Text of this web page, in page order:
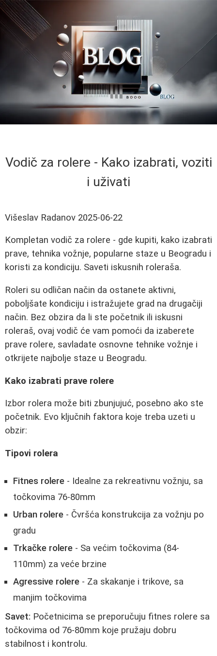
Vodič za rolere - Kako izabrati, voziti
i uživati
Višeslav Radanov 2025-06-22
Kompletan vodič za rolere - gde kupiti, kako izabrati
prave, tehnika vožnje, popularne staze u Beogradu i
koristi za kondiciju. Saveti iskusnih roleraša.
Roleri su odličan način da ostanete aktivni,
poboljšate kondiciju i istražujete grad na drugačiji
način. Bez obzira da li ste početnik ili iskusni
roleraš, ovaj vodič će vam pomoći da izaberete
prave rolere, savladate osnovne tehnike vožnje i
otkrijete najbolje staze u Beogradu.
Kako izabrati prave rolere
Izbor rolera može biti zbunjujuć, posebno ako ste
početnik. Evo ključnih faktora koje treba uzeti u
obzir:
Tipovi rolera
Fitnes rolere - Idealne za rekreativnu vožnju, sa
točkovima 76-80mm
Urban rolere - Čvršća konstrukcija za vožnju po
gradu
Trkačke rolere - Sa većim točkovima (84-
110mm) za veće brzine
Agressive rolere - Za skakanje i trikove, sa
manjim točkovima
Savet: Početnicima se preporučuju fitnes rolere sa
točkovima od 76-80mm koje pružaju dobru
stabilnost i kontrolu.